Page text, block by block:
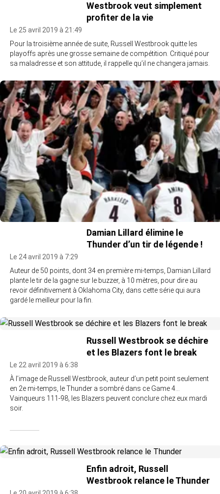
Westbrook veut simplement
profiter de la vie
Le 25 avril 2019 à 21:49
Pour la troisième année de suite, Russell Westbrook quitte les
playoffs après une grosse semaine de compétition. Critiqué pour
sa maladresse et son attitude, il rappelle qu’il ne changera jamais.
Damian Lillard élimine le
Thunder d’un tir de légende !
Le 24 avril 2019 à 7:29
Auteur de 50 points, dont 34 en première mi-temps, Damian Lillard
plante le tir de la gagne sur le buzzer, à 10 mètres, pour dire au
revoir définitivement à Oklahoma City, dans cette série qui aura
gardé le meilleur pour la fin.
Russell Westbrook se déchire
et les Blazers font le break
Le 22 avril 2019 à 6:38
À l’image de Russell Westbrook, auteur d’un petit point seulement
en 2e mi-temps, le Thunder a sombré dans ce Game 4…
Vainqueurs 111-98, les Blazers peuvent conclure chez eux mardi
soir.
Enfin adroit, Russell
Westbrook relance le Thunder